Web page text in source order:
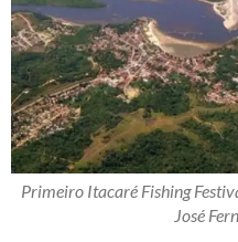
Primeiro Itacaré Fishing
José